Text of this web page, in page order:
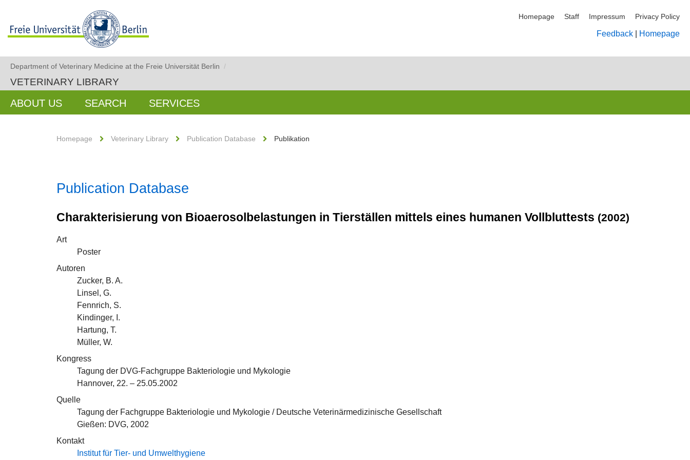
Homepage Staff Impressum Privacy Policy
Feedback Homepage
Department of Veterinary Medicine at the Freie Universität Berlin /
VETERINARY LIBRARY
ABOUT US SEARCH SERVICES
Homepage Veterinary Library Publication Database Publikation
Publication Database
Charakterisierung von Bioaerosolbelastungen in Tierställen mittels eines humanen Vollbluttests (2002)
Art
Poster
Autoren
Zucker, B. A.
Linsel, G.
Fennrich, S.
Kindinger, I.
Hartung, T.
Müller, W.
Kongress
Tagung der DVG-Fachgruppe Bakteriologie und Mykologie
Hannover, 22. – 25.05.2002
Quelle
Tagung der Fachgruppe Bakteriologie und Mykologie / Deutsche Veterinärmedizinische Gesellschaft
Gießen: DVG, 2002
Kontakt
Institut für Tier- und Umwelthygiene